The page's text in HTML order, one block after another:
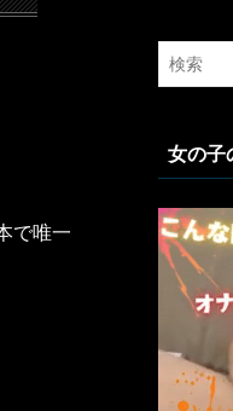
で唯一
女の子